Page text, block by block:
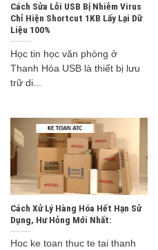
Cách Sửa Lỗi USB Bị Nhiễm Virus
Chỉ Hiện Shortcut 1KB Lấy Lại Dữ
Liệu 100%
Học tin học văn phòng ở
Thanh Hóa USB là thiết bị lưu
trữ di...
Cách Xử Lý Hàng Hóa Hết Hạn Sử
Dụng, Hư Hỏng Mới Nhất:
Hoc ke toan thuc te tai thanh